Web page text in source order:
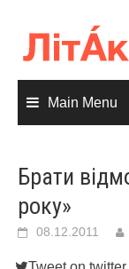
content
Main Menu
Брати
року»
08.12.2011